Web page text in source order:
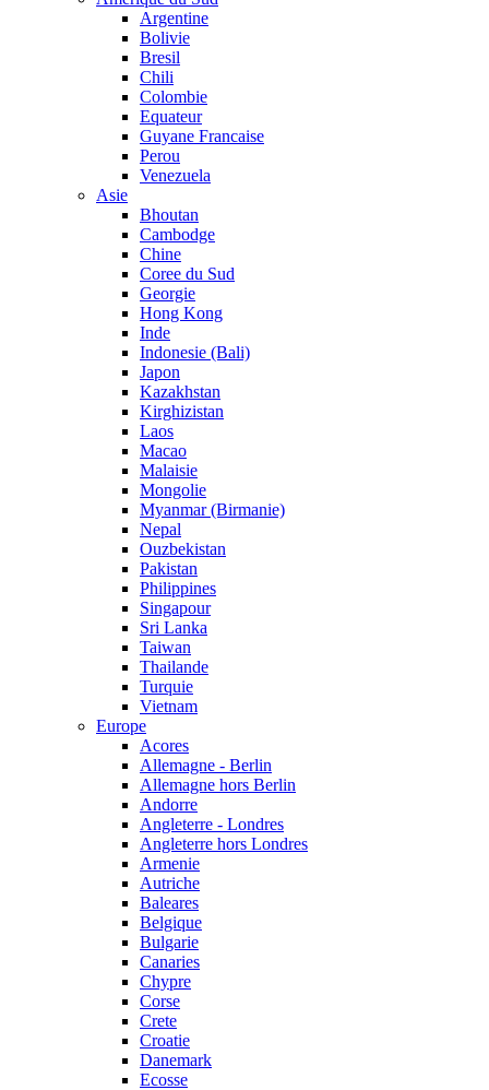
Argentine
Bolivie
Bresil
Chili
Colombie
Equateur
Guyane Francaise
Perou
Venezuela
Asie
Bhoutan
Cambodge
Chine
Coree du Sud
Georgie
Hong Kong
Inde
Indonesie (Bali)
Japon
Kazakhstan
Kirghizistan
Laos
Macao
Malaisie
Mongolie
Myanmar (Birmanie)
Nepal
Ouzbekistan
Pakistan
Philippines
Singapour
Sri Lanka
Taiwan
Thailande
Turquie
Vietnam
Europe
Acores
Allemagne - Berlin
Allemagne hors Berlin
Andorre
Angleterre - Londres
Angleterre hors Londres
Armenie
Autriche
Baleares
Belgique
Bulgarie
Canaries
Chypre
Corse
Crete
Croatie
Danemark
Ecosse